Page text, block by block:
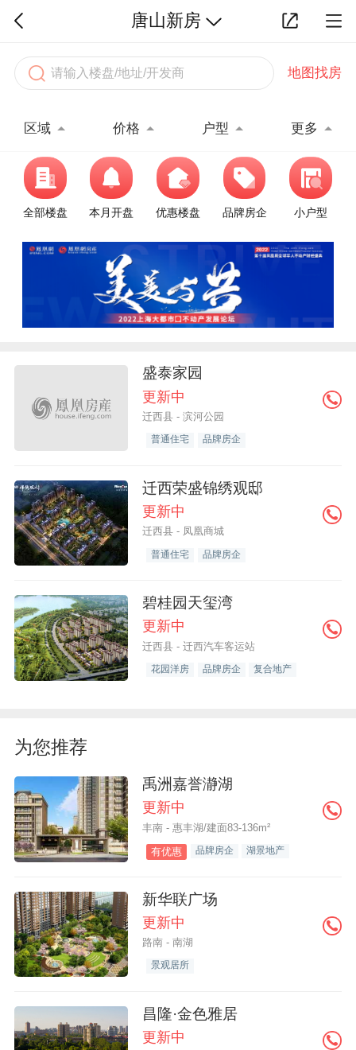
唐山新房
地图找房
区域 价格 户型 更多
全部楼盘 本月开盘 优惠楼盘 品牌房企 小户型
盛泰家园
更新中
迁西县 - 滨河公园
普通住宅 品牌房企
迁西荣盛锦绣观邸
更新中
迁西县 - 凤凰商城
普通住宅 品牌房企
碧桂园天玺湾
更新中
迁西县 - 迁西汽车客运站
花园洋房 品牌房企 复合地产
为您推荐
禹洲嘉誉瀞湖
更新中
丰南 - 惠丰湖/建面83-136m²
有优惠 品牌房企 湖景地产
新华联广场
更新中
路南 - 南湖
景观居所
昌隆·金色雅居
更新中